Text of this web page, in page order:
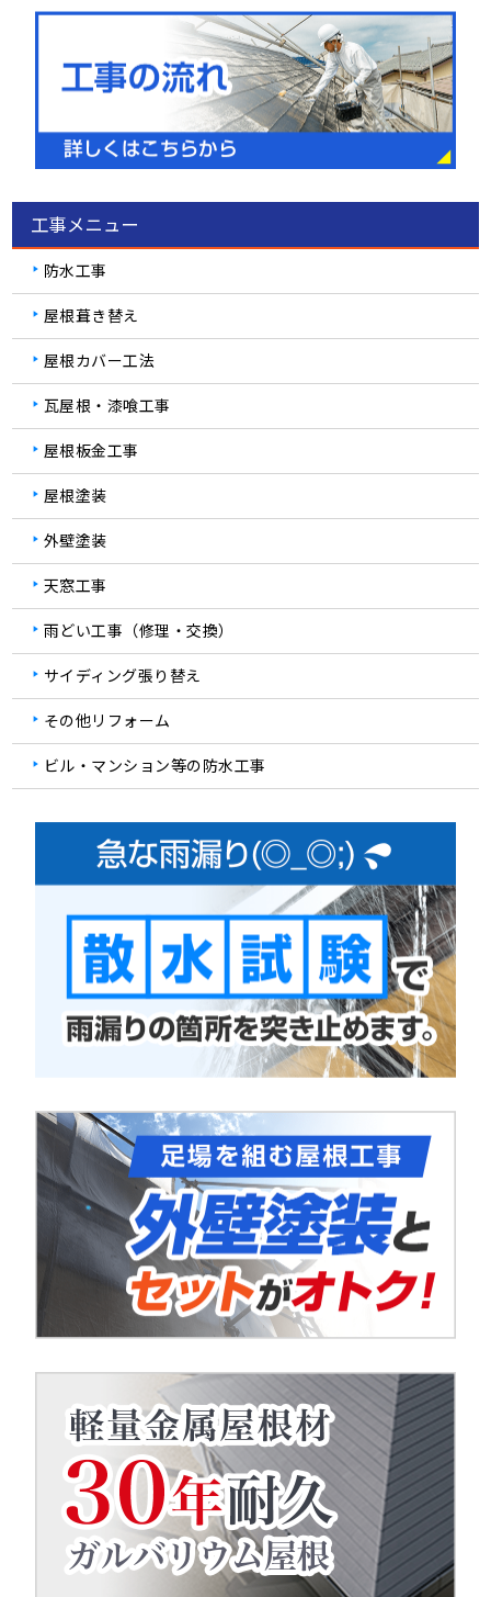
工事メニュー
防水工事
屋根葺き替え
屋根カバー工法
瓦屋根・漆喰工事
屋根板金工事
屋根塗装
外壁塗装
天窓工事
雨どい工事（修理・交換）
サイディング張り替え
その他リフォーム
ビル・マンション等の防水工事